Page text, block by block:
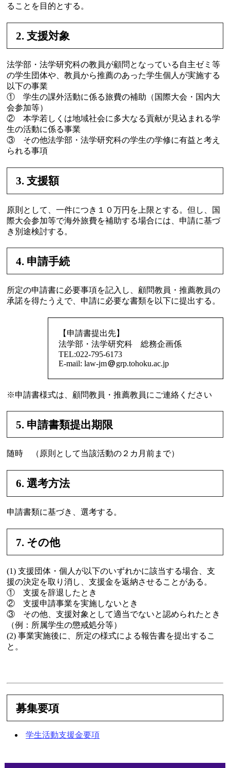
ることを目的とする。
2. 支援対象
法学部・法学研究科の教員が顧問となっている自主ゼミ等
の学生団体や、教員から推薦のあった学生個人が実施する
以下の事業
① 学生の課外活動に係る旅費の補助（国際大会・国内大
会参加等）
② 本学若しくは地域社会に多大なる貢献が見込まれる学
生の活動に係る事業
③ その他法学部・法学研究科の学生の学修に有益と考え
られる事項
3. 支援額
原則として、一件につき１０万円を上限とする。但し、国
際大会参加等で海外旅費を補助する場合には、申請に基づ
き別途検討する。
4. 申請手続
所定の申請書に必要事項を記入し、顧問教員・推薦教員の
承諾を得たうえで、申請に必要な書類を以下に提出する。
【申請書提出先】
法学部・法学研究科 総務企画係
TEL:022-795-6173
E-mail: law-jm
grp.tohoku.ac.jp
※申請書様式は、顧問教員・推薦教員にご連絡ください
5. 申請書類提出期限
随時 （原則として当該活動の２カ月前まで）
6. 選考方法
申請書類に基づき、選考する。
7. その他
(1) 支援団体・個人が以下のいずれかに該当する場合、支
援の決定を取り消し、支援金を返納させることがある。
① 支援を辞退したとき
② 支援申請事業を実施しないとき
③ その他、支援対象として適当でないと認められたとき
（例：所属学生の懲戒処分等）
(2) 事業実施後に、所定の様式による報告書を提出するこ
と。
募集要項
学生活動支援金要項